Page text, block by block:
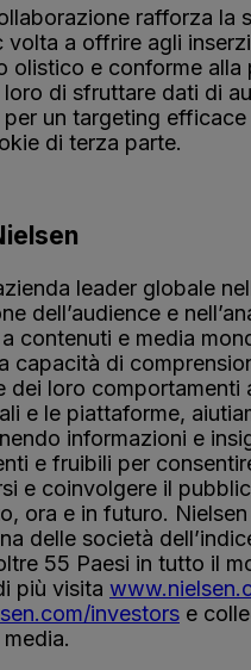
rafforza la
volta a offrire agli
olistico e conforme alla
loro di sfruttare dati di
per un targeting
di terza parte.
leader globale
dell’audience e
contenuti e media
capacità di
dei loro comportamenti
e le piattaforme,
informazioni e
e fruibili per
e coinvolgere il
ora e in futuro. Nielsen
delle società
55 Paesi in tutto il
più visita
investors e